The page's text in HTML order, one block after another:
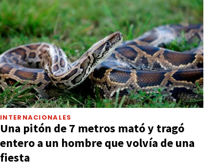
INTERNACIONALES
Una pitón de 7 metros mató y tragó
entero a un hombre que volvía de una
fiesta